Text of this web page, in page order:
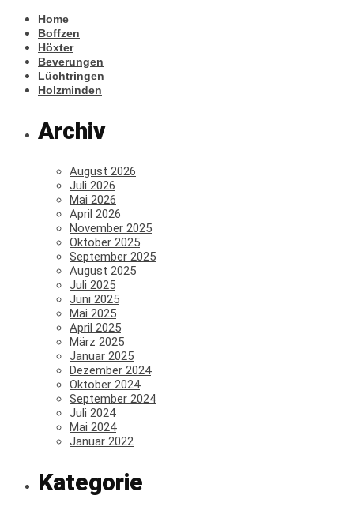
Home
Boffzen
Höxter
Beverungen
Lüchtringen
Holzminden
Archiv
August 2026
Juli 2026
Mai 2026
April 2026
November 2025
Oktober 2025
September 2025
August 2025
Juli 2025
Juni 2025
Mai 2025
April 2025
März 2025
Januar 2025
Dezember 2024
Oktober 2024
September 2024
Juli 2024
Mai 2024
Januar 2022
Kategorie